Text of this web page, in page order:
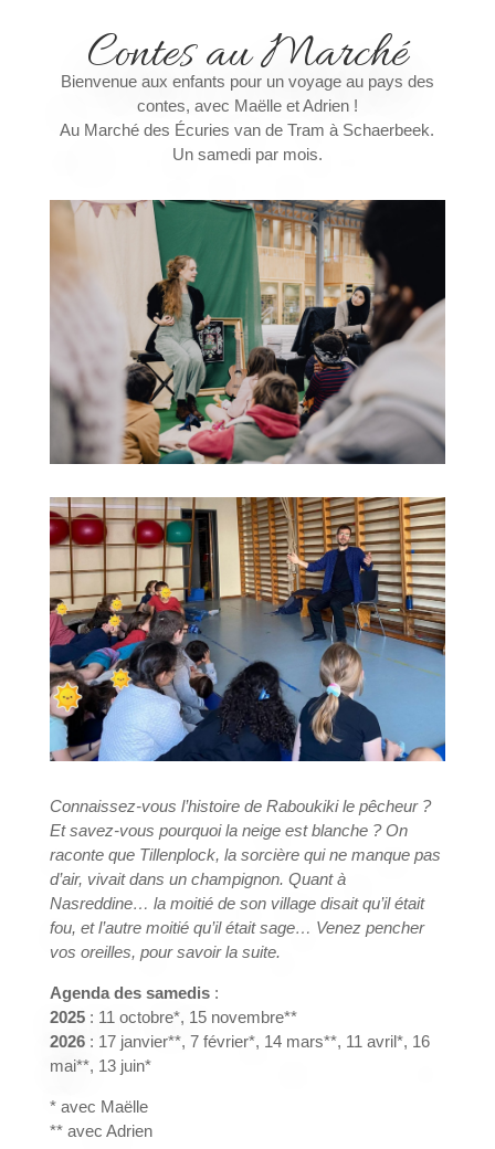
Contes au Marché
Bienvenue aux enfants pour un voyage au pays des
contes, avec Maëlle et Adrien !
Au Marché des Écuries van de Tram à Schaerbeek.
Un samedi par mois.
Connaissez-vous l’histoire de Raboukiki le pêcheur ?
Et savez-vous pourquoi la neige est blanche ? On
raconte que Tillenplock, la sorcière qui ne manque pas
d’air, vivait dans un champignon. Quant à
Nasreddine… la moitié de son village disait qu’il était
fou, et l’autre moitié qu’il était sage… Venez pencher
vos oreilles, pour savoir la suite.
Agenda des samedis:
2025: 11 octobre*, 15 novembre**
2026: 17 janvier**, 7 février*, 14 mars**, 11 avril*, 16
mai**, 13 juin*
* avec Maëlle
** avec Adrien